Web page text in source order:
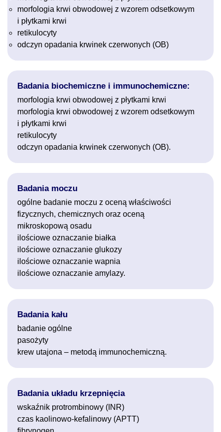
morfologia krwi obwodowej z wzorem odsetkowym
i płytkami krwi
retikulocyty
odczyn opadania krwinek czerwonych (OB)
Badania biochemiczne i immunochemiczne:
morfologia krwi obwodowej z płytkami krwi
morfologia krwi obwodowej z wzorem odsetkowym
i płytkami krwi
retikulocyty
odczyn opadania krwinek czerwonych (OB).
Badania moczu
ogólne badanie moczu z oceną właściwości
fizycznych, chemicznych oraz oceną
mikroskopową osadu
ilościowe oznaczanie białka
ilościowe oznaczanie glukozy
ilościowe oznaczanie wapnia
ilościowe oznaczanie amylazy.
Badania kału
badanie ogólne
pasożyty
krew utajona – metodą immunochemiczną.
Badania układu krzepnięcia
wskaźnik protrombinowy (INR)
czas kaolinowo-kefalinowy (APTT)